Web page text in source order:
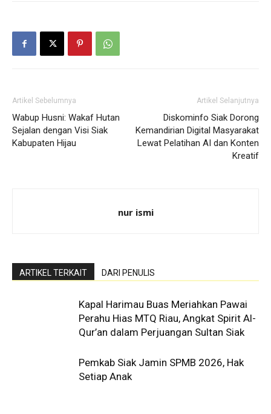
Artikel Sebelumnya
Wabup Husni: Wakaf Hutan
Sejalan dengan Visi Siak
Kabupaten Hijau
Artikel Selanjutnya
Diskominfo Siak Dorong
Kemandirian Digital Masyarakat
Lewat Pelatihan AI dan Konten
Kreatif
nur ismi
ARTIKEL TERKAIT DARI PENULIS
Kapal Harimau Buas Meriahkan Pawai
Perahu Hias MTQ Riau, Angkat Spirit Al-
Qur’an dalam Perjuangan Sultan Siak
Pemkab Siak Jamin SPMB 2026, Hak
Setiap Anak